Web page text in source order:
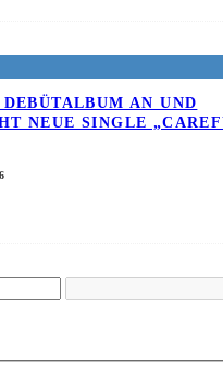
AN UND
NEUE SINGLE